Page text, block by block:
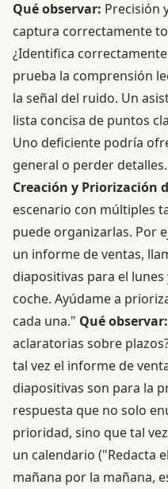
Qué observar: Precisión
captura correctamente
¿Identifica
prueba la comprensión
la señal del ruido. Un
lista concisa de puntos
Uno deficiente podría
general o perder detalles.
Creación y Priorización
escenario con múltiples
puede organizarlas. Por
un informe de ventas,
diapositivas para el
coche. Ayúdame a
cada una." Qué observar:
aclaratorias sobre
tal vez el informe de
diapositivas son para la
respuesta que no solo
prioridad, sino que tal
un calendario ("Redacta
mañana por la mañana,